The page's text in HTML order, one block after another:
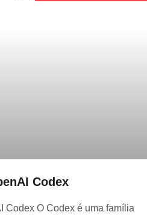
Codex
Codex O Codex é uma família